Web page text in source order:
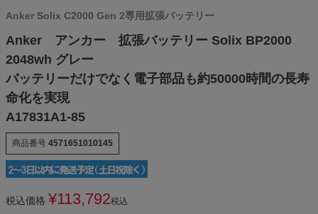
Anker Solix C2000 Gen 2専用拡張バッテリー
Anker アンカー 拡張バッテリー Solix BP2000
2048wh グレー
バッテリーだけでなく電子部品も約50000時間の長寿
命化を実現
A17831A1-85
商品番号 4571651010145
税込価格 ¥113,792税込